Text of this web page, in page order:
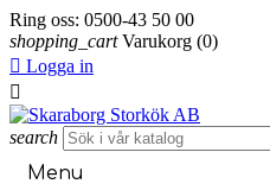
Ring oss: 0500-43 50 00
shopping_cart Varukorg (0)
 Logga in

search
Menu